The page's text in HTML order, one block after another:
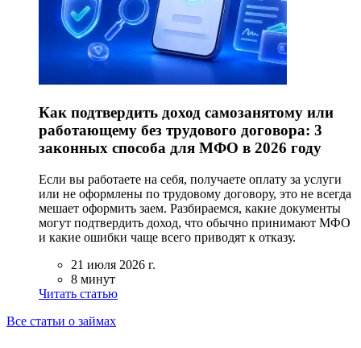
Как подтвердить доход самозанятому или
работающему без трудового договора: 3
законных способа для МФО в 2026 году
Если вы работаете на себя, получаете оплату за услуги
или не оформлены по трудовому договору, это не всегда
мешает оформить заем. Разбираемся, какие документы
могут подтвердить доход, что обычно принимают МФО
и какие ошибки чаще всего приводят к отказу.
21 июля 2026 г.
8 минут
Читать статью
Все статьи о займах